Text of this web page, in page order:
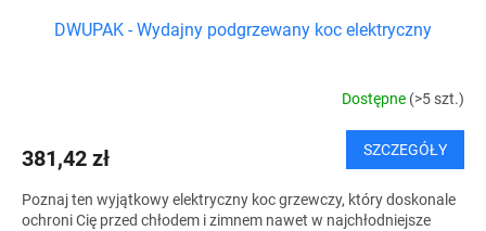
DWUPAK - Wydajny podgrzewany koc elektryczny
Dostępne (>5 szt.)
381,42 zł SZCZEGÓŁY
Poznaj ten wyjątkowy elektryczny koc grzewczy, który doskonale
ochroni Cię przed chłodem i zimnem nawet w najchłodniejsze